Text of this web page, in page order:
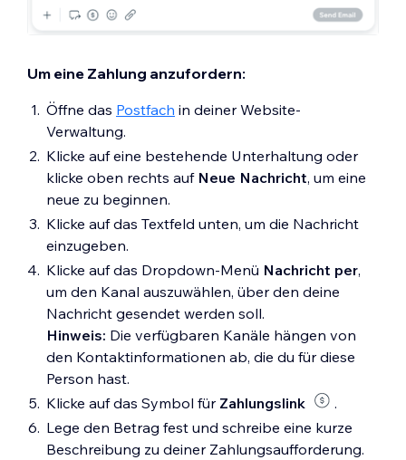
Um eine Zahlung anzufordern:
Öffne das Postfach in deiner Website-
Verwaltung.
Klicke auf eine bestehende Unterhaltung oder
klicke oben rechts auf Neue Nachricht, um eine
neue zu beginnen.
Klicke auf das Textfeld unten, um die Nachricht
einzugeben.
Klicke auf das Dropdown-Menü Nachricht per,
um den Kanal auszuwählen, über den deine
Nachricht gesendet werden soll.
Hinweis: Die verfügbaren Kanäle hängen von
den Kontaktinformationen ab, die du für diese
Person hast.
Klicke auf das Symbol für Zahlungslink
.
Lege den Betrag fest und schreibe eine kurze
Beschreibung zu deiner Zahlungsaufforderung.